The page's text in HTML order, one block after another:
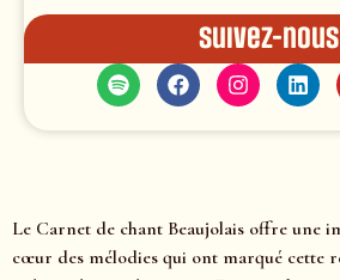
Suivez-nous
Le Carnet de chant Beaujolais offre une
cœur des mélodies qui ont marqué cette